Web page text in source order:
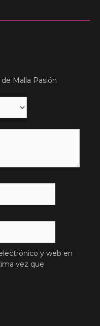
Malla Pasión
y web en
vez que